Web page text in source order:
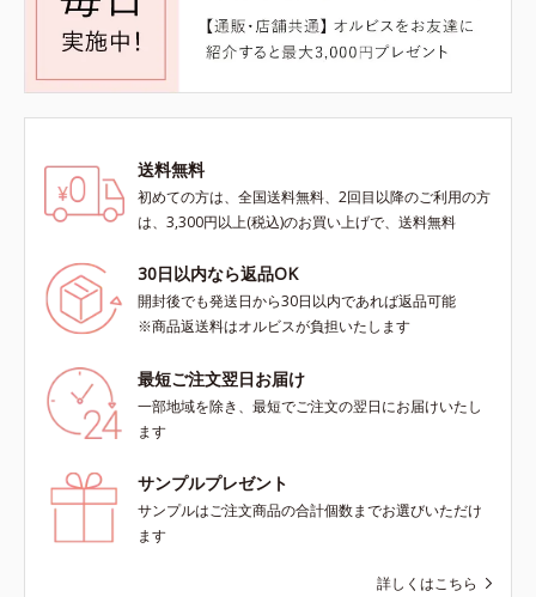
送料無料
初めての方は、全国送料無料、2回目以降のご利用の方
は、3,300円以上(税込)のお買い上げで、送料無料
30日以内なら返品OK
開封後でも発送日から30日以内であれば返品可能
※商品返送料はオルビスが負担いたします
最短ご注文翌日お届け
一部地域を除き、最短でご注文の翌日にお届けいたし
ます
サンプルプレゼント
サンプルはご注文商品の合計個数までお選びいただけ
ます
詳しくはこちら